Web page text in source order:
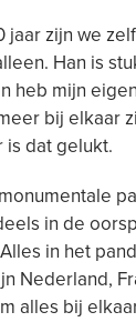
jaar zijn we
Han is
heb mijn
bij elkaar
dat gelukt.
in de
in het
Nederland,
alles bij